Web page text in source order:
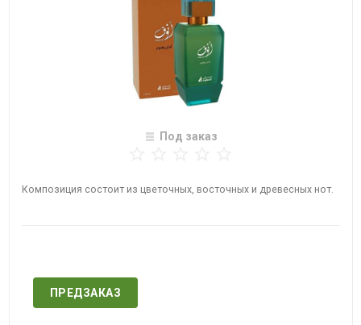
Под заказ
​Композиция состоит из цветочных, восточных и древесных нот.
ПРЕДЗАКАЗ